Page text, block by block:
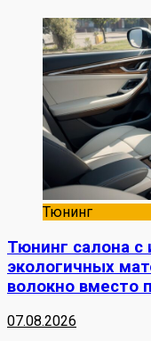
Тюнинг
Тюнинг салона с
экологичных
волокно вместо
07.08.2026